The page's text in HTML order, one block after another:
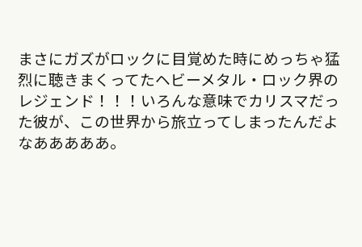
まさにガズがロックに目覚めた時にめっちゃ猛
烈に聴きまくってたヘビーメタル・ロック界の
レジェンド！！！いろんな意味でカリスマだっ
た彼が、この世界から旅立ってしまったんだよ
なあああああ。